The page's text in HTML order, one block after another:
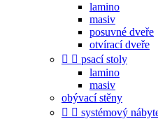
lamino
masiv
posuvné dveře
otvírací dveře
  psací stoly
lamino
masiv
obývací stěny
  systémový